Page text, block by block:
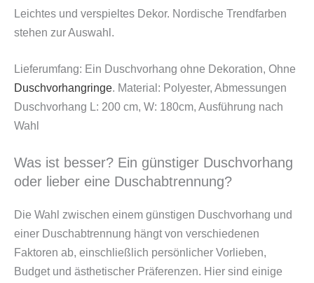
Leichtes und verspieltes Dekor. Nordische Trendfarben
stehen zur Auswahl.
Lieferumfang: Ein Duschvorhang ohne Dekoration, Ohne
Duschvorhangringe. Material: Polyester, Abmessungen
Duschvorhang L: 200 cm, W: 180cm, Ausführung nach
Wahl
Was ist besser? Ein günstiger Duschvorhang
oder lieber eine Duschabtrennung?
Die Wahl zwischen einem günstigen Duschvorhang und
einer Duschabtrennung hängt von verschiedenen
Faktoren ab, einschließlich persönlicher Vorlieben,
Budget und ästhetischer Präferenzen. Hier sind einige